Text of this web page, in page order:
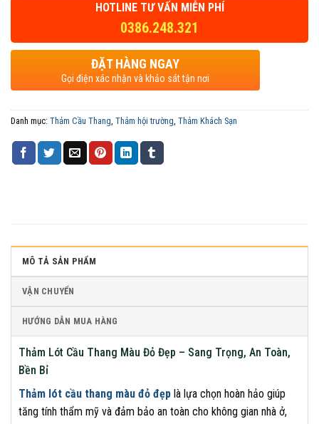
HOTLINE TƯ VẤN MIỄN PHÍ
0386.248.321
ĐẶT HÀNG NGAY
Gọi điện xác nhận và khảo sát tận nơi
Danh mục: Thảm Cầu Thang, Thảm hội trường, Thảm Khách Sạn
MÔ TẢ SẢN PHẨM
VẬN CHUYỂN
HƯỚNG DẪN MUA HÀNG
Thảm Lót Cầu Thang Màu Đỏ Đẹp – Sang Trọng, An Toàn,
Bền Bỉ
Thảm lót cầu thang màu đỏ đẹp là lựa chọn hoàn hảo giúp
tăng tính thẩm mỹ và đảm bảo an toàn cho không gian nhà ở,